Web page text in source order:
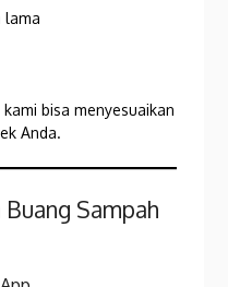
lama
bisa menyesuaikan
Anda.
Buang Sampah